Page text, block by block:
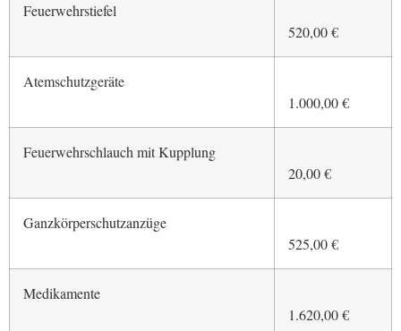
Feuerwehrstiefel
520,00 €
Atemschutzgeräte
1.000,00 €
Feuerwehrschlauch mit Kupplung
20,00 €
Ganzkörperschutzanzüge
525,00 €
Medikamente
1.620,00 €